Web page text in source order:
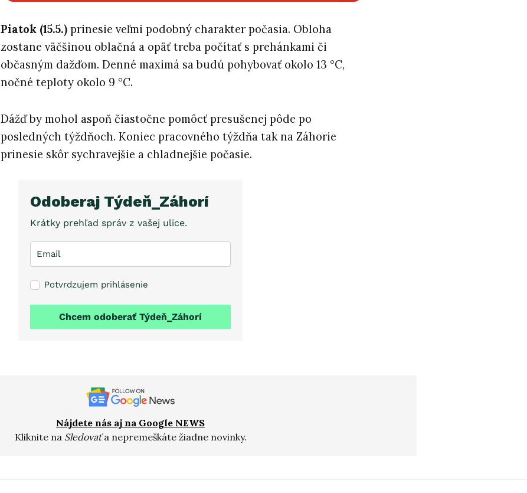
Piatok (15.5.) prinesie veľmi podobný charakter počasia. Obloha
zostane väčšinou oblačná a opäť treba počítať s prehánkami či
občasným dažďom. Denné maximá sa budú pohybovať okolo 13 °C,
nočné teploty okolo 9 °C.
Dážď by mohol aspoň čiastočne pomôcť presušenej pôde po
posledných týždňoch. Koniec pracovného týždňa tak na Záhorie
prinesie skôr sychravejšie a chladnejšie počasie.
Odoberaj Týdeň_Záhorí
Krátky prehľad správ z vašej ulice.
Potvrdzujem prihlásenie
Chcem odoberať Týdeň_Záhorí
Nájdete nás aj na Google NEWS
Kliknite na Sledovaťa nepremeškáte žiadne novinky.